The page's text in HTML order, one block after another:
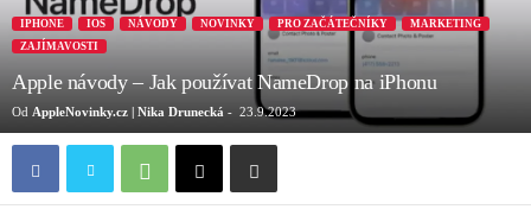
IPHONE IOS NÁVODY NOVINKY PRO ZAČÁTEČNÍKY
MARKETING
ZAJÍMAVOSTI
Apple návody – Jak používat NameDrop na iPhonu
Od AppleNovinky.cz | Nika Drunecká - 23.9.2023